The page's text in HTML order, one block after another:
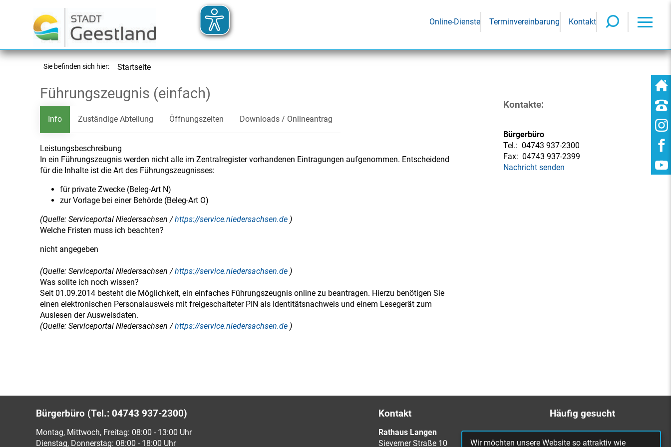
Online-Dienste Terminvereinbarung Kontakt
Sie befinden sich hier: Startseite
Führungszeugnis (einfach)
Info Zuständige Abteilung Öffnungszeiten Downloads / Onlineantrag
Leistungsbeschreibung
In ein Führungszeugnis werden nicht alle im Zentralregister vorhandenen Eintragungen aufgenommen. Entscheidend
für die Inhalte ist die Art des Führungszeugnisses:
für private Zwecke (Beleg-Art N)
zur Vorlage bei einer Behörde (Beleg-Art O)
(Quelle: Serviceportal Niedersachsen /https://service.niedersachsen.de )
Welche Fristen muss ich beachten?
nicht angegeben
(Quelle: Serviceportal Niedersachsen /https://service.niedersachsen.de )
Was sollte ich noch wissen?
Seit 01.09.2014 besteht die Möglichkeit, ein einfaches Führungszeugnis online zu beantragen. Hierzu benötigen Sie
einen elektronischen Personalausweis mit freigeschalteter PIN als Identitätsnachweis und einem Lesegerät zum
Auslesen der Ausweisdaten.
(Quelle: Serviceportal Niedersachsen /https://service.niedersachsen.de )
Kontakte:
Bürgerbüro
Tel.: 04743 937-2300
Fax: 04743 937-2399
Nachricht senden
Bürgerbüro (Tel.: 04743 937-2300)
Montag, Mittwoch, Freitag: 08:00 - 13:00 Uhr
Dienstag, Donnerstag: 08:00 - 18:00 Uhr
Kontakt
Rathaus Langen
Sieverner Straße 10
Häufig gesucht
Bürgerbüro
Wir möchten unsere Website so attraktiv wie